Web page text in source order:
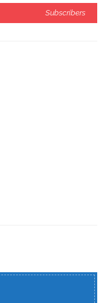
Subscribers